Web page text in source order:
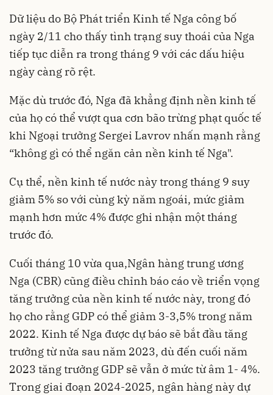
Dữ liệu do Bộ Phát triển Kinh tế Nga công bố
ngày 2/11 cho thấy tình trạng suy thoái của Nga
tiếp tục diễn ra trong tháng 9 với các dấu hiệu
ngày càng rõ rệt.
Mặc dù trước đó, Nga đã khẳng định nền kinh tế
của họ có thể vượt qua cơn bão trừng phạt quốc tế
khi Ngoại trưởng Sergei Lavrov nhấn mạnh rằng
“không gì có thể ngăn cản nền kinh tế Nga".
Cụ thể, nền kinh tế nước này trong tháng 9 suy
giảm 5% so với cùng kỳ năm ngoái, mức giảm
mạnh hơn mức 4% được ghi nhận một tháng
trước đó.
Cuối tháng 10 vừa qua,Ngân hàng trung ương
Nga (CBR) cũng điều chỉnh báo cáo về triển vọng
tăng trưởng của nền kinh tế nước này, trong đó
họ cho rằng GDP có thể giảm 3-3,5% trong năm
2022. Kinh tế Nga được dự báo sẽ bắt đầu tăng
trưởng từ nửa sau năm 2023, dù đến cuối năm
2023 tăng trưởng GDP sẽ vẫn ở mức từ âm 1- 4%.
Trong giai đoạn 2024-2025, ngân hàng này dự